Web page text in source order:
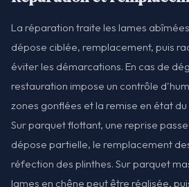
La réparation traite les lames
dépose ciblée, remplacement, puis
éviter les démarcations. En cas de
restauration impose un contrôle
zones gonflées et la remise en état
Sur parquet flottant, une reprise
dépose partielle, le remplacement
réfection des plinthes. Sur parquet
lames en chêne peut être réalisée,